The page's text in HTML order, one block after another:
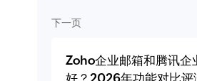
下一页
Zoho企业邮箱和腾讯企
好？2026年功能对比评